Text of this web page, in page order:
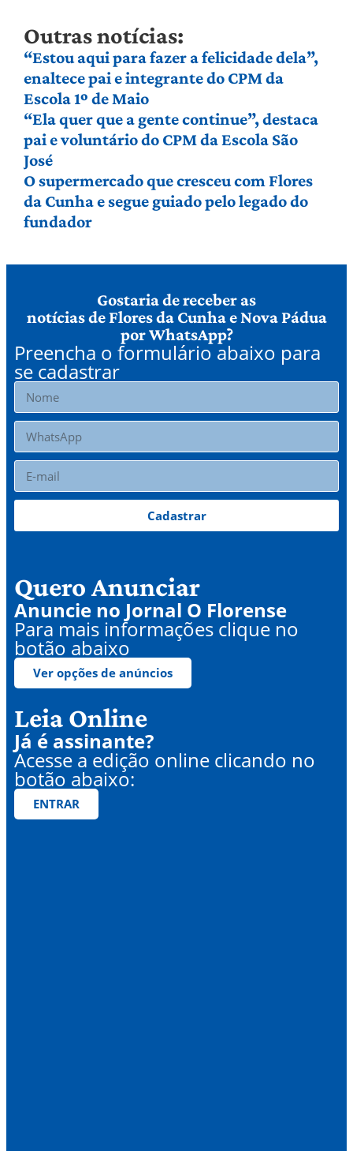
Outras notícias:
“Estou aqui para fazer a felicidade dela”,
enaltece pai e integrante do CPM da
Escola 1º de Maio
“Ela quer que a gente continue”, destaca
pai e voluntário do CPM da Escola São
José
O supermercado que cresceu com Flores
da Cunha e segue guiado pelo legado do
fundador
Gostaria de receber as
notícias de Flores da Cunha e Nova Pádua
por WhatsApp?
Preencha o formulário abaixo para
se cadastrar
Cadastrar
Quero Anunciar
Anuncie no Jornal O Florense
Para mais informações clique no
botão abaixo
Ver opções de anúncios
Leia Online
Já é assinante?
Acesse a edição online clicando no
botão abaixo:
ENTRAR